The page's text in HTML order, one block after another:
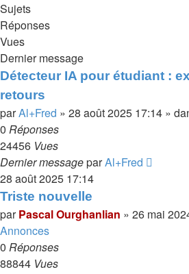
Sujets
Réponses
Vues
Dernier message
Détecteur IA pour étudiant :
retours
parAl+Fred » 28 août 2025 17:14 »
0 Réponses
24456 Vues
Dernier messageparAl+Fred
28 août 2025 17:14
Triste nouvelle
parPascal Ourghanlian » 26 mai
Annonces
0 Réponses
88844 Vues